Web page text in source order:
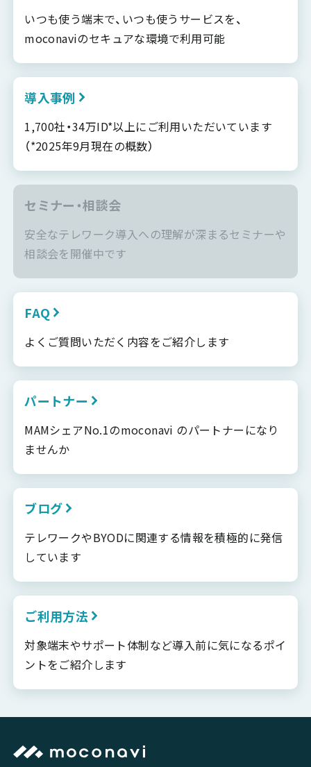
いつも使う端末で、いつも使うサービスを、
moconaviのセキュアな環境で利用可能
導入事例
1,700社・34万ID*以上にご利用いただいています
（*2025年9月現在の概数）
セミナー・相談会
安全なテレワーク導入への理解が深まるセミナーや
相談会を開催中です
FAQ
よくご質問いただく内容をご紹介します
パートナー
MAMシェアNo.1のmoconavi のパートナーになり
ませんか
ブログ
テレワークやBYODに関連する情報を積極的に発信
しています
ご利用方法
対象端末やサポート体制など導入前に気になるポイ
ントをご紹介します